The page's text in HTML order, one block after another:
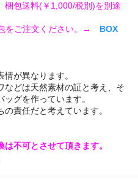
包送料(￥1,000/税別)を別途
をご注文ください。→ BOX
が異なります。
などは天然素材の証と考え、そ
グを作っています。
責任だと考えています。
不可とさせて頂きます。